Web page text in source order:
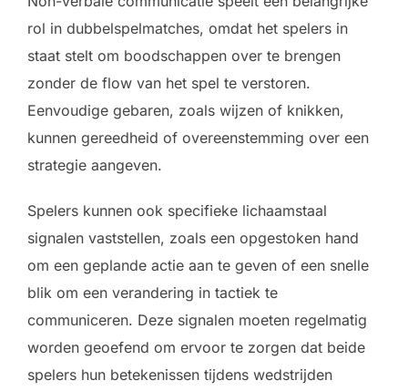
rol in dubbelspelmatches, omdat het spelers in
staat stelt om boodschappen over te brengen
zonder de flow van het spel te verstoren.
Eenvoudige gebaren, zoals wijzen of knikken,
kunnen gereedheid of overeenstemming over een
strategie aangeven.
Spelers kunnen ook specifieke lichaamstaal
signalen vaststellen, zoals een opgestoken hand
om een geplande actie aan te geven of een snelle
blik om een verandering in tactiek te
communiceren. Deze signalen moeten regelmatig
worden geoefend om ervoor te zorgen dat beide
spelers hun betekenissen tijdens wedstrijden